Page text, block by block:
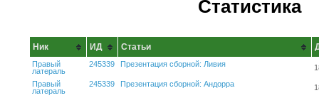
Статистика
Ник ИД Статьи
Правый
латераль
245339 Презентация сборной: Ливия
Правый
латераль
245339 Презентация сборной: Андорра